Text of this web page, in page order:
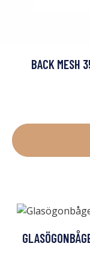
BACK MESH